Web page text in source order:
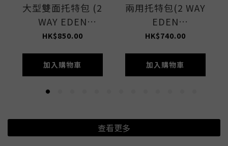
大型雙面托特包 (2
WAY EDEN
GREEN/STONE)
HK$850.00
加入購物車
兩用托特包(2 WAY
EDEN
GREEN/STONE)
HK$740.00
加入購物車
查看更多